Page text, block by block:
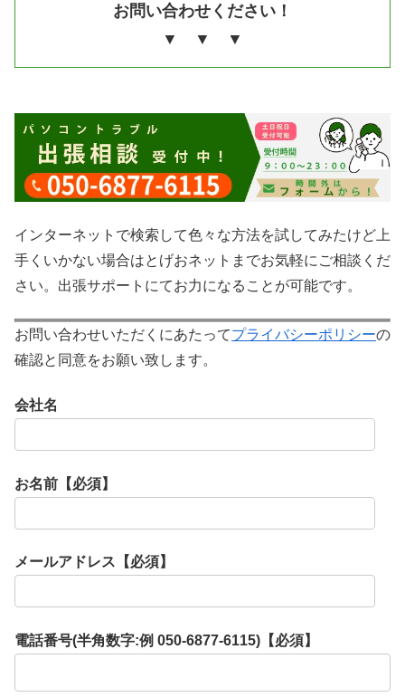
お問い合わせください！
▼ ▼ ▼
インターネットで検索して色々な方法を試してみたけど上
手くいかない場合はとげおネットまでお気軽にご相談くだ
さい。出張サポートにてお力になることが可能です。
お問い合わせいただくにあたってプライバシーポリシーの
確認と同意をお願い致します。
会社名
お名前【必須】
メールアドレス【必須】
電話番号(半角数字:例 050-6877-6115)【必須】